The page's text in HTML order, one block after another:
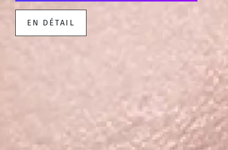
EN DÉTAIL